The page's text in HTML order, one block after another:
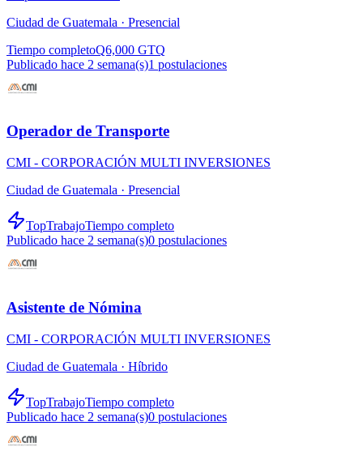
Ciudad de Guatemala · Presencial
Tiempo completoQ6,000 GTQ
Publicado hace 2 semana(s)1 postulaciones
Operador de Transporte
CMI - CORPORACIÓN MULTI INVERSIONES
Ciudad de Guatemala · Presencial
TopTrabajoTiempo completo
Publicado hace 2 semana(s)0 postulaciones
Asistente de Nómina
CMI - CORPORACIÓN MULTI INVERSIONES
Ciudad de Guatemala · Híbrido
TopTrabajoTiempo completo
Publicado hace 2 semana(s)0 postulaciones